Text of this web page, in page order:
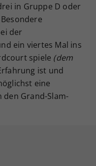
in Gruppe D oder
der
ein viertes Mal ins
spiele (dem
ist und
eine
Grand-Slam-